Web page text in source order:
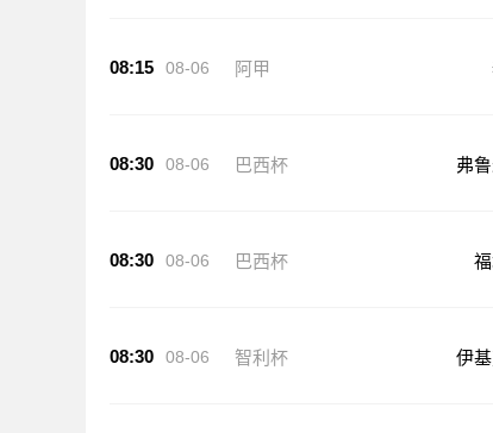
08:15 08-06 阿甲
08:30 08-06 巴西杯 弗
08:30 08-06 巴西杯
08:30 08-06 智利杯 伊